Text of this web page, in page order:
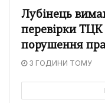
Лубінець
перевірки ТЦК
порушення
3 ГОДИНИ ТОМУ